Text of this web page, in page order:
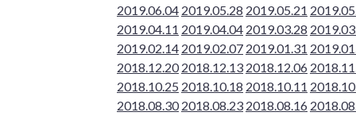
2019.06.04 2019.05.28 2019.05.21
2019.04.11 2019.04.04 2019.03.28
2019.02.14 2019.02.07 2019.01.31
2018.12.20 2018.12.13 2018.12.06
2018.10.25 2018.10.18 2018.10.11
2018.08.30 2018.08.23 2018.08.16